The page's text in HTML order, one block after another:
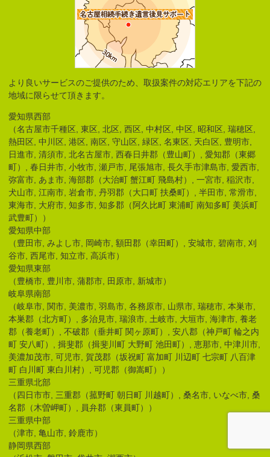
より良いサービスのご提供のため、取扱案件の対応エリアを下記の
地域に限らせて頂きます。
愛知県西部
（名古屋市千種区, 東区, 北区, 西区, 中村区, 中区, 昭和区, 瑞穂区,
熱田区, 中川区, 港区, 南区, 守山区, 緑区, 名東区, 天白区, 豊明市,
日進市, 清須市, 北名古屋市, 西春日井郡（豊山町）, 愛知郡（東郷
町）, 春日井市, 小牧市, 瀬戸市, 尾張旭市, 長久手市津島市, 愛西市,
弥富市, あま市, 海部郡（大治町 蟹江町 飛島村）, 一宮市, 稲沢市,
犬山市, 江南市, 岩倉市, 丹羽郡（大口町 扶桑町）, 半田市, 常滑市,
東海市, 大府市, 知多市, 知多郡（阿久比町 東浦町 南知多町 美浜町
武豊町））
愛知県中部
（豊田市, みよし市, 岡崎市, 額田郡（幸田町）, 安城市, 碧南市, 刈
谷市, 西尾市, 知立市, 高浜市）
愛知県東部
（豊橋市, 豊川市, 蒲郡市, 田原市, 新城市）
岐阜県南部
（岐阜市, 関市, 美濃市, 羽島市, 各務原市, 山県市, 瑞穂市, 本巣市,
本巣郡（北方町）, 多治見市, 瑞浪市, 土岐市, 大垣市, 海津市, 養老
郡（養老町）, 不破郡（垂井町 関ヶ原町）, 安八郡（神戸町 輪之内
町 安八町）, 揖斐郡（揖斐川町 大野町 池田町）, 恵那市, 中津川市,
美濃加茂市, 可児市, 賀茂郡（坂祝町 富加町 川辺町 七宗町 八百津
町 白川町 東白川村）, 可児郡（御嵩町））
三重県北部
（四日市市, 三重郡（菰野町 朝日町 川越町）, 桑名市, いなべ市, 桑
名郡（木曽岬町）, 員弁郡（東員町））
三重県中部
（津市, 亀山市, 鈴鹿市）
静岡県西部